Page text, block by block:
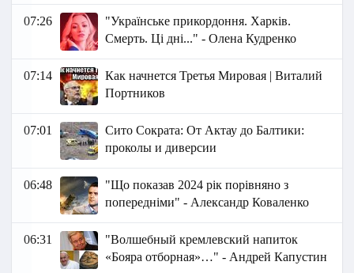
07:26
"Українське прикордоння. Харків.
Смерть. Ці дні..." - Олена Кудренко
07:14
Как начнется Третья Мировая | Виталий
Портников
07:01
Сито Сократа: От Актау до Балтики:
проколы и диверсии
06:48
"Що показав 2024 рік порівняно з
попередніми" - Александр Коваленко
06:31
"Волшебный кремлевский напиток
«Бояра отборная»…" - Андрей Капустин